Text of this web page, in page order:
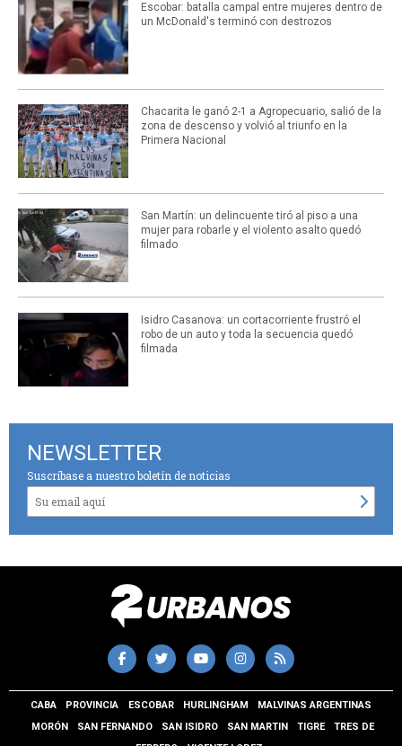
Escobar: batalla campal entre mujeres dentro de
un McDonald's terminó con destrozos
Chacarita le ganó 2-1 a Agropecuario, salió de la
zona de descenso y volvió al triunfo en la
Primera Nacional
San Martín: un delincuente tiró al piso a una
mujer para robarle y el violento asalto quedó
filmado
Isidro Casanova: un cortacorriente frustró el
robo de un auto y toda la secuencia quedó
filmada
NEWSLETTER
Suscríbase a nuestro boletín de noticias
CABA PROVINCIA ESCOBAR HURLINGHAM
MALVINAS ARGENTINAS
MORÓN
SAN FERNANDO SAN ISIDRO SAN MARTIN TIGRE
TRES DE